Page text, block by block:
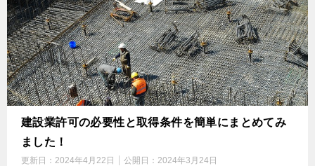
建設業許可の必要性と取得条件を簡単にまとめてみ
ました！
更新日： 2024年4月22日 公開日： 2024年3月24日